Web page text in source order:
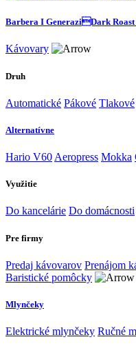
Barbera I GeneraziDark Roast
Kávovary
Druh
Automatické Pákové Tlakové
Alternatívne
Hario V60 Aeropress Mokka
Využitie
Do kancelárie Do domácnosti
Pre firmy
Predaj kávovarov Prenájom
Baristické pomôcky
Mlynčeky
Elektrické mlynčeky Ručné